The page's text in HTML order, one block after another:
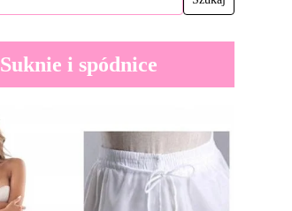
Suknie i spódnice